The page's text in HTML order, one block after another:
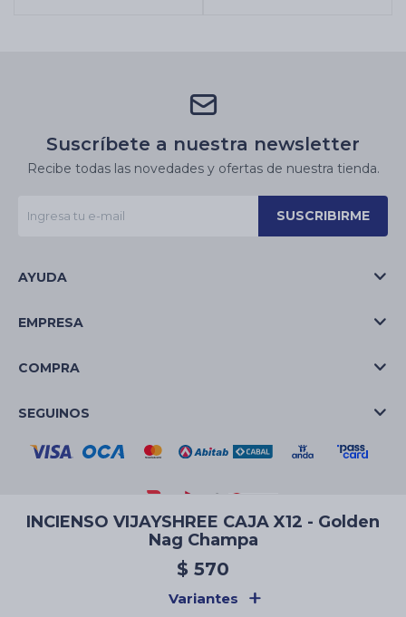
INCIENSO VIJAYSHREE CAJA X12 - Golden
Nag Champa
$ 570
Variantes
Suscríbete a nuestra newsletter
Recibe todas las novedades y ofertas de nuestra tienda.
SUSCRIBIRME
AYUDA
EMPRESA
COMPRA
SEGUINOS
© Copyright 2026 / La Casa de las Velas